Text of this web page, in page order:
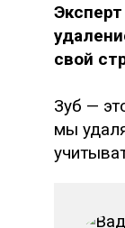
свой
Зуб —
мы